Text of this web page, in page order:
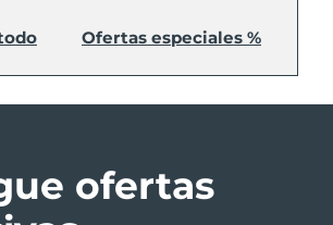
Ofertas especiales %
ofertas